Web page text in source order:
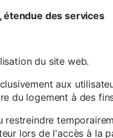
étendue des services
du site web.
aux
du logement à des
restreindre
lors de l'accès à la